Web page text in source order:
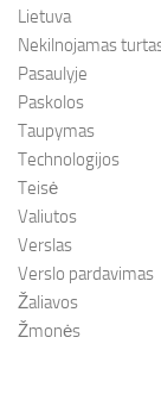
Lietuva
Nekilnojamas
Pasaulyje
Paskolos
Taupymas
Technologijos
Teisė
Valiutos
Verslas
Verslo pardavimas
Žaliavos
Žmonės